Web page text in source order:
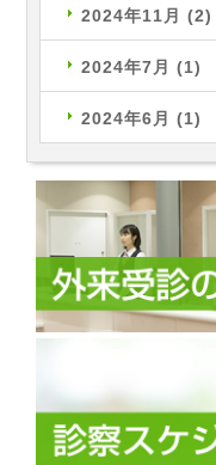
2024年11月 (2)
2024年7月 (1)
2024年6月 (1)